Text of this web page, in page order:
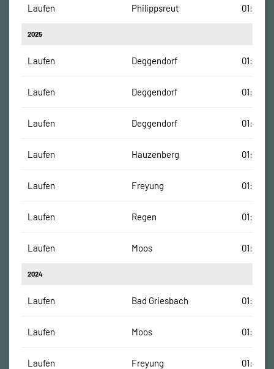
Laufen Philippsreut
2025
Laufen Deggendorf
Laufen Deggendorf
Laufen Deggendorf
Laufen Hauzenberg
Laufen Freyung
Laufen Regen
Laufen Moos
2024
Laufen Bad Griesbach
Laufen Moos
Laufen Freyung